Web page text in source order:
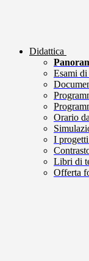
Didattica
Esami
Orario
I
Libri di
Offerta